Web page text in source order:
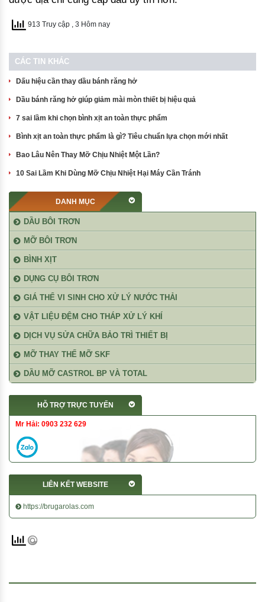
913 Truy cập , 3 Hôm nay
CÁC TIN KHÁC
Dấu hiệu cần thay dầu bánh răng hở
Dầu bánh răng hở giúp giảm mài mòn thiết bị hiệu quả
7 sai lầm khi chọn bình xịt an toàn thực phẩm
Bình xịt an toàn thực phẩm là gì? Tiêu chuẩn lựa chọn mới nhất
Bao Lâu Nên Thay Mỡ Chịu Nhiệt Một Lần?
10 Sai Lầm Khi Dùng Mỡ Chịu Nhiệt Hại Máy Cần Tránh
DANH MỤC
DẦU BÔI TRƠN
MỠ BÔI TRƠN
BÌNH XỊT
DỤNG CỤ BÔI TRƠN
GIÁ THỂ VI SINH CHO XỬ LÝ NƯỚC THẢI
VẬT LIỆU ĐỆM CHO THÁP XỬ LÝ KHÍ
DỊCH VỤ SỬA CHỮA BẢO TRÌ THIẾT BỊ
MỠ THAY THẾ MỠ SKF
DẦU MỠ CASTROL BP VÀ TOTAL
HỖ TRỢ TRỰC TUYẾN
Mr Hải: 0903 232 629
LIÊN KẾT WEBSITE
https://brugarolas.com